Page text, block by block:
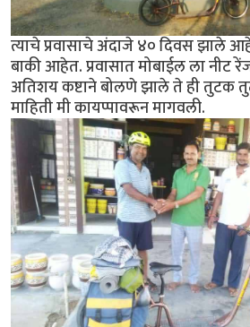
त्याचे प्रवासाचे अंदाजे ४० दिवस झाले
बाकी आहेत. प्रवासात मोबाईल ला
अतिशय कष्टाने बोलणे झाले ते ही तुटक
माहिती मी कायप्पावरून मागवली.